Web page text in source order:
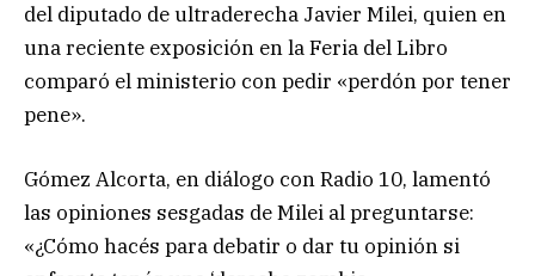
del diputado de ultraderecha Javier Milei, quien en
una reciente exposición en la Feria del Libro
comparó el ministerio con pedir «perdón por tener
pene».
Gómez Alcorta, en diálogo con Radio 10, lamentó
las opiniones sesgadas de Milei al preguntarse:
«¿Cómo hacés para debatir o dar tu opinión si